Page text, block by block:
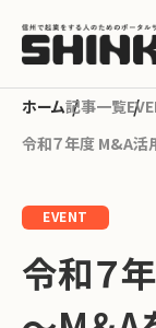
地域から探
記事一覧
令和７年度 M&A活
EVENT
令和７